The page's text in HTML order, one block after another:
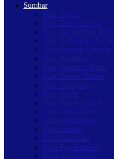
Sumbar
Kab. Agam
Kab. Dharmasraya
Kab. Lima Puluh Kota
Kab. Padang Pariaman
Kota Padang Panjang
Kab. Pasaman
Kab. Pasaman Barat
Kab. Pesisir Selatan
Kab. Sijunjung
Kab. Solok
Kab. Solok Selatan
Kab. Tanah Datar
Kota Bukittinggi
Kota Padang
Kota Pariaman
Kota Payakumbuh
Kota Sawahlunto